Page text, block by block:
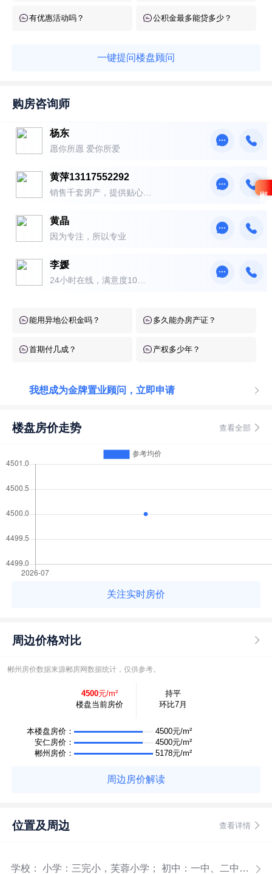
有优惠活动吗？ 公积金最多能贷多少？
一键提问楼盘顾问
购房咨询师
杨东
愿你所愿 爱你所爱
黄萍13117552292
销售千套房产，提供贴心服
黄晶
因为专注，所以专业
李媛
24小时在线，满意度10
能用异地公积金吗？ 多久能办房产证？
首期付几成？ 产权多少年？
我想成为金牌置业顾问，立即申请
楼盘房价走势 查看全部
关注实时房价
周边价格对比
郴州房价数据来源郴房网数据统计，仅供参考。
4500元/m²
楼盘当前房价
持平
环比7月
本楼盘房价：
4500元/m²
安仁房价：
4500元/m²
郴州房价：
5178元/m²
周边房价解读
位置及周边 查看详情
学校： 小学：三完小，芙蓉小学； 初中：一中、二中、城关中学，玉潭学校；